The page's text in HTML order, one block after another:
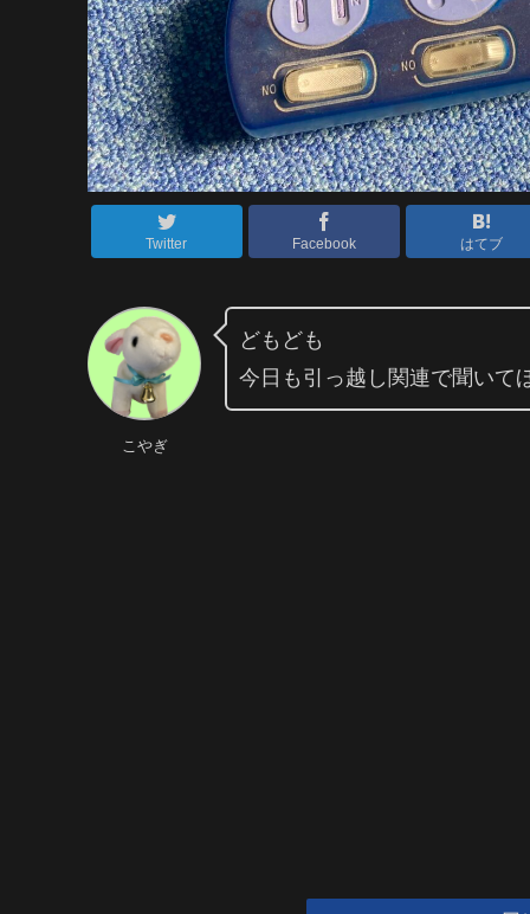
Twitter Facebook はてブ
こやぎ
どもども
今日も引っ越し関連で聞いて